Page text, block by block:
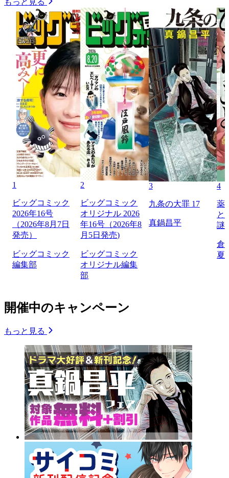
もっと見る
1
ビッグコミック
2026年16号
（2026年8月7日
発売）
ビッグコミック
編集部
2
ビッグコミック
オリジナル 2026
年16号（2026年8
月5日発売)
ビッグコミック
オリジナル編集
部
3
九条の大罪 17
真鍋昌平
4
薬
と
謎
倉
夏
開催中のキャンペーン
もっと見る